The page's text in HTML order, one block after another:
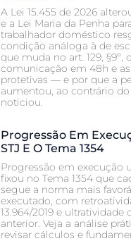
A Lei 15.455 de 2026
e a Lei Maria da Penha
trabalhador doméstico
condição análoga à de
que muda no art. 129, §9º,
comunicação em 48h e
protetivas — e por que a
aumentou, ao contrário
noticiou.
Progressão Em
STJ E O Tema 1354
Progressão em execução
fixou no Tema 1354 que
segue a norma mais
executado, com
13.964/2019 e ultratividade
anterior. Veja a análise
revisar cálculos e